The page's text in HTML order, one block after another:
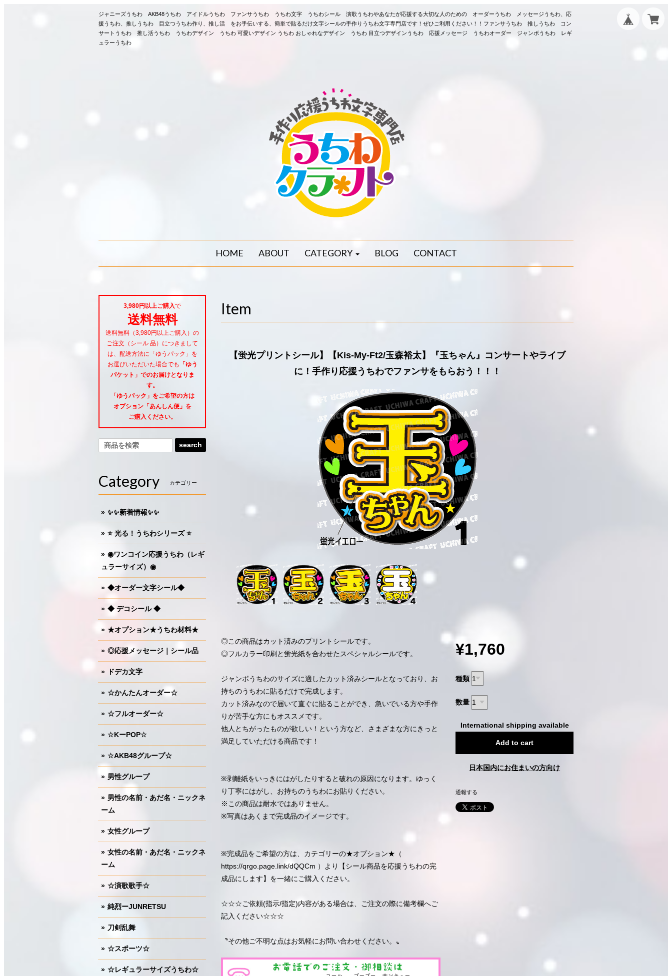
ジャニーズうちわ AKB48うちわ アイドルうちわ ファンサうちわ うちわ文字 うちわシール 演歌うちわやあなたが応援する大切な人のための オーダーうちわ メッセージうちわ、応
援うちわ、推しうちわ 目立つうちわ作り、推し活 をお手伝いする、簡単で貼るだけ文字シールの手作りうちわ文字専門店です！ぜひご利用ください！！ファンサうちわ 推しうちわ コン
サートうちわ 推し活うちわ うちわデザイン うちわ 可愛いデザイン うちわ おしゃれなデザイン うちわ 目立つデザインうちわ 応援メッセージ うちわオーダー ジャンボうちわ レギ
ュラーうちわ
HOME ABOUT CATEGORY BLOG CONTACT
Item
【蛍光プリントシール】【Kis-My-Ft2/玉森裕太】『玉ちゃん』コンサートやライブ
に！手作り応援うちわでファンサをもらおう！！！
◎この商品はカット済みのプリントシールです。
◎フルカラー印刷と蛍光紙を合わせたスペシャルシールです。
ジャンボうちわのサイズに適したカット済みシールとなっており、お
持ちのうちわに貼るだけで完成します。
カット済みなので届いて直ぐに貼ることができ、急いでいる方や手作
りが苦手な方にもオススメです。
他人とちがったものが欲しい！という方など、さまざまな方にきっと
満足していただける商品です！
※剥離紙をいっきにはがしたりすると破れの原因になります。ゆっく
り丁寧にはがし、お持ちのうちわにお貼りください。
※この商品は耐水ではありません。
※写真はあくまで完成品のイメージです。
※完成品をご希望の方は、カテゴリーの★オプション★（
https://qrgo.page.link/dQQCm ）より【シール商品を応援うちわの完
成品にします】を一緒にご購入ください。
☆☆☆ご依頼(指示/指定)内容がある場合は、ご注文の際に備考欄へご
記入ください☆☆☆
〝その他ご不明な点はお気軽にお問い合わせください。〟
¥1,760
種類
数量
International shipping available
Add to cart
日本国内にお住まいの方向け
通報する
3,980円以上ご購入で
送料無料
送料無料（3,980円以上ご購入）の
ご注文（シール 品）につきまして
は、配送方法に「ゆうパック」を
お選びいただいた場合でも
「ゆう
パケット」でのお届けとなりま
す。
「ゆうパック」をご希望の方は
オプション「あんしん便」 を
ご購入ください。
search
Category カテゴリー
✨✨新着情報✨✨
⭐️ 光る！うちわシリーズ ⭐️
◉ワンコイン応援うちわ（レギ
ュラーサイズ）◉
◆オーダー文字シール◆
◆ デコシール ◆
★オプション★うちわ材料★
◎応援メッセージ｜シール品
ドデカ文字
☆かんたんオーダー☆
☆フルオーダー☆
☆KーPOP☆
☆AKB48グループ☆
男性グループ
男性の名前・あだ名・ニックネ
ーム
女性グループ
女性の名前・あだ名・ニックネ
ーム
☆演歌歌手☆
純烈ーJUNRETSU
刀剣乱舞
☆スポーツ☆
☆レギュラーサイズうちわ☆